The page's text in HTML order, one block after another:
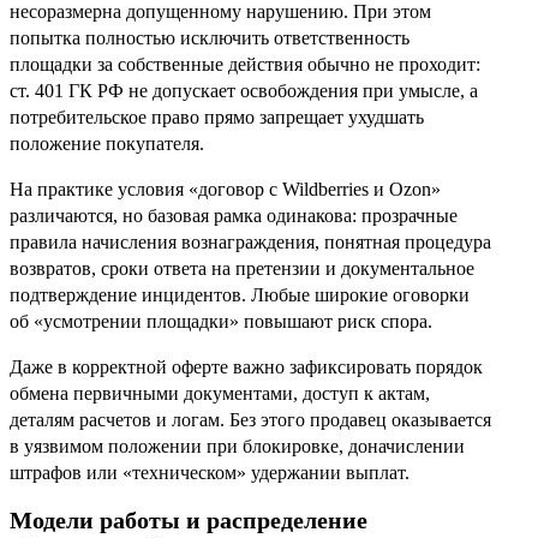
несоразмерна допущенному нарушению. При этом
попытка полностью исключить ответственность
площадки за собственные действия обычно не проходит:
ст. 401 ГК РФ не допускает освобождения при умысле, а
потребительское право прямо запрещает ухудшать
положение покупателя.
На практике условия «договор с Wildberries и Ozon»
различаются, но базовая рамка одинакова: прозрачные
правила начисления вознаграждения, понятная процедура
возвратов, сроки ответа на претензии и документальное
подтверждение инцидентов. Любые широкие оговорки
об «усмотрении площадки» повышают риск спора.
Даже в корректной оферте важно зафиксировать порядок
обмена первичными документами, доступ к актам,
деталям расчетов и логам. Без этого продавец оказывается
в уязвимом положении при блокировке, доначислении
штрафов или «техническом» удержании выплат.
Модели работы и распределение